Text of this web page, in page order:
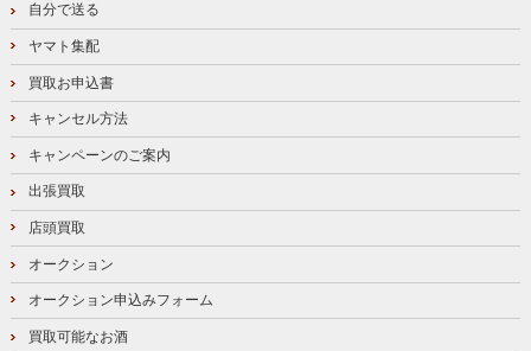
自分で送る
ヤマト集配
買取お申込書
キャンセル方法
キャンペーンのご案内
出張買取
店頭買取
オークション
オークション申込みフォーム
買取可能なお酒